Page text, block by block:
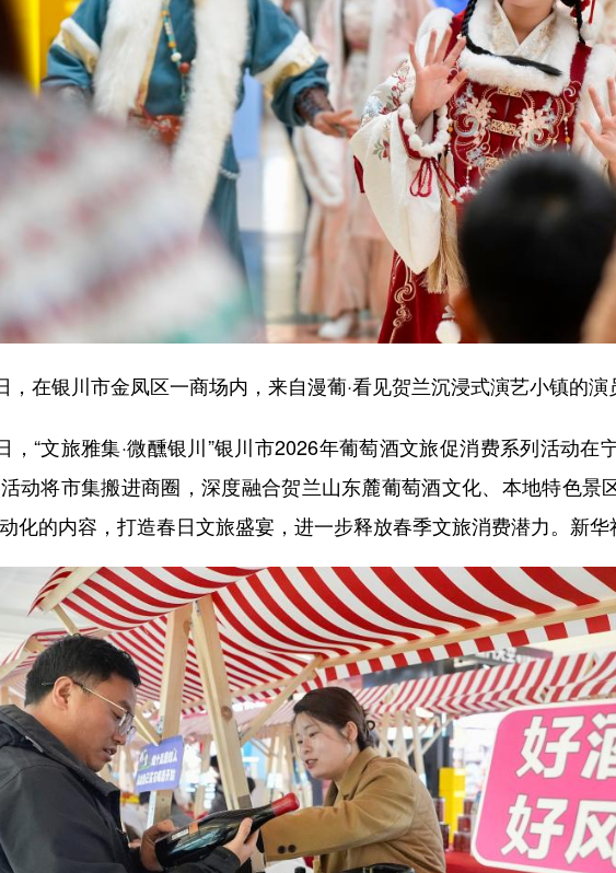
在银川市金凤区一商场内，来自漫葡·看见贺兰沉浸式演艺小镇的演
“文旅雅集·微醺银川”银川市2026年葡萄酒文旅促消费系列活动在
动将市集搬进商圈，深度融合贺兰山东麓葡萄酒文化、本地特色景
化的内容，打造春日文旅盛宴，进一步释放春季文旅消费潜力。新